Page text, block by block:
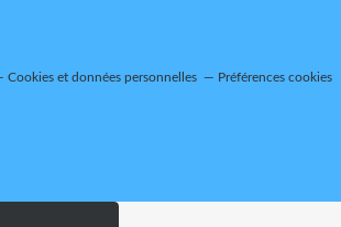
Cookies et données personnelles Préférences cookies